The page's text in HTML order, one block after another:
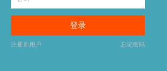
登录
忘记密码
注册新用户